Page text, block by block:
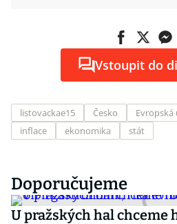
Vstoupit do
listovackae15 Česko Evropská
inflace
ekonomika stát
Doporučujeme
U pražských hal chceme